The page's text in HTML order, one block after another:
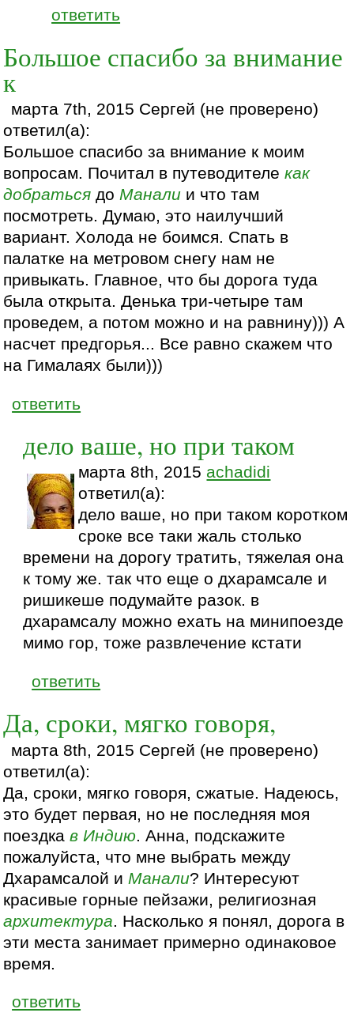
ответить
Большое спасибо за внимание
к
марта 7th, 2015 Сергей (не проверено)
ответил(а):
Большое спасибо за внимание к моим
вопросам. Почитал в путеводителекак
добраться доМанали и что там
посмотреть. Думаю, это наилучший
вариант. Холода не боимся. Спать в
палатке на метровом снегу нам не
привыкать. Главное, что бы дорога туда
была открыта. Денька три-четыре там
проведем, а потом можно и на равнину))) А
насчет предгорья... Все равно скажем что
на Гималаях были)))
ответить
дело ваше, но при таком
марта 8th, 2015 achadidi
ответил(а):
дело ваше, но при таком коротком
сроке все таки жаль столько
времени на дорогу тратить, тяжелая она
к тому же. так что еще о дхарамсале и
ришикеше подумайте разок. в
дхарамсалу можно ехать на минипоезде
мимо гор, тоже развлечение кстати
ответить
Да, сроки, мягко говоря,
марта 8th, 2015 Сергей (не проверено)
ответил(а):
Да, сроки, мягко говоря, сжатые. Надеюсь,
это будет первая, но не последняя моя
поездкав Индию. Анна, подскажите
пожалуйста, что мне выбрать между
Дхарамсалой и Манали? Интересуют
красивые горные пейзажи, религиозная
архитектура. Насколько я понял, дорога в
эти места занимает примерно одинаковое
время.
ответить